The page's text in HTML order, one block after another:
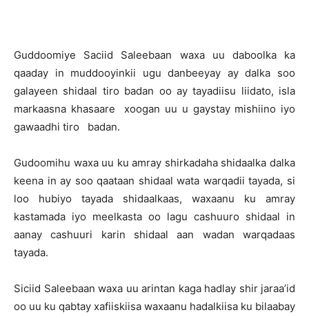
Guddoomiye Saciid Saleebaan waxa uu daboolka ka
qaaday in muddooyinkii ugu danbeeyay ay dalka soo
galayeen shidaal tiro badan oo ay tayadiisu liidato, isla
markaasna khasaare xoogan uu u gaystay mishiino iyo
gawaadhi tiro badan.
Gudoomihu waxa uu ku amray shirkadaha shidaalka dalka
keena in ay soo qaataan shidaal wata warqadii tayada, si
loo hubiyo tayada shidaalkaas, waxaanu ku amray
kastamada iyo meelkasta oo lagu cashuuro shidaal in
aanay cashuuri karin shidaal aan wadan warqadaas
tayada.
Siciid Saleebaan waxa uu arintan kaga hadlay shir jaraa’id
oo uu ku qabtay xafiiskiisa waxaanu hadalkiisa ku bilaabay